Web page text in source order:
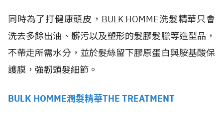
同時為了打健康頭皮，BULK HOMME洗髮精華只會
洗去多餘出油、髒污以及塑形的髮膠髮臘等造型品，
不帶走所需水分，並於髮絲留下膠原蛋白與胺基酸保
護膜，強韌頭髮細節。
BULK HOMME潤髮精華THE TREATMENT